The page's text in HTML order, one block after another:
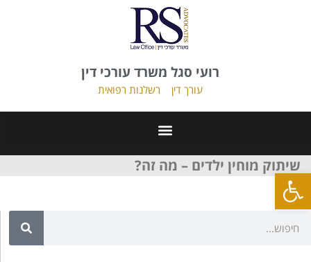
פתח סרגל נגישות
רועי סגל משרד עורכי דין
עורך דין רשלנות רפואית
שיתוק מוחין ילדים – מה זה?